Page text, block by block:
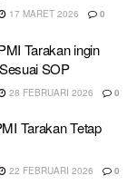
17 MARET 2026 0
Tarakan ingin
SOP
28 FEBRUARI 2026 0
Tarakan Tetap
22 FEBRUARI 2026 0